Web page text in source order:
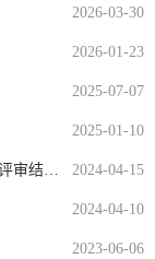
2026-03-30
2026-01-23
2025-07-07
2025-01-10
2024-04-15
2024-04-10
2023-06-06